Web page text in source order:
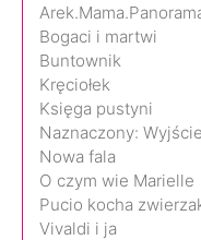
Bogaci i martwi
Buntownik
Kręciołek
Księga pustyni
Naznaczony:
Nowa fala
O czym wie Marielle
Pucio kocha
Vivaldi i ja